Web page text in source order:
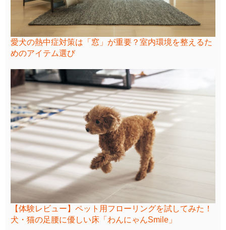
愛犬の熱中症対策は「窓」が重要？室内環境を整えるた
めのアイテム選び
【体験レビュー】ペット用フローリングを試してみた！
犬・猫の足腰に優しい床「わんにゃんSmile」